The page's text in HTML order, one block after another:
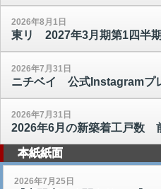
2026年8月1日
東リ 2027年3月期第1四半
2026年7月31日
ニチベイ 公式Instagramプ
2026年7月31日
2026年6月の新築着工戸数
本紙紙面
2026年7月25日